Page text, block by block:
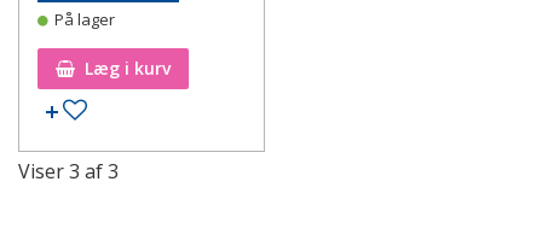
På lager
Læg i kurv
Tilføj til ønskeseddel
Viser3 af3